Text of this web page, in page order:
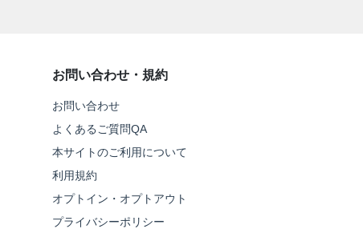
お問い合わせ・規約
お問い合わせ
よくあるご質問QA
本サイトのご利用について
利用規約
オプトイン・オプトアウト
プライバシーポリシー